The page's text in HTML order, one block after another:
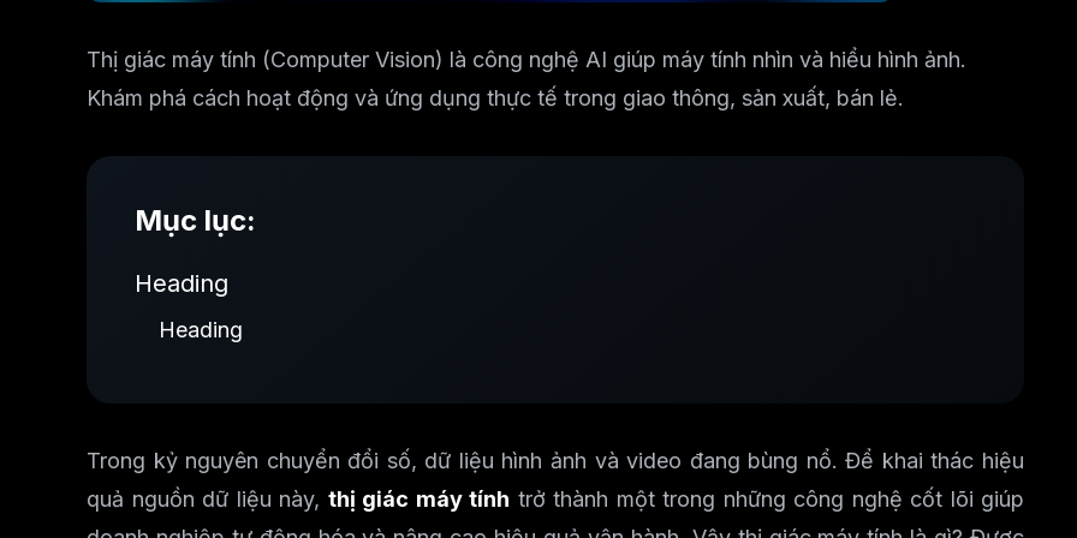
Thị giác máy tính (Computer Vision) là công nghệ AI giúp máy tính nhìn và hiểu hình ảnh.
Khám phá cách hoạt động và ứng dụng thực tế trong giao thông, sản xuất, bán lẻ.
Mục lục:
Heading
Heading
Trong kỷ nguyên chuyển đổi số, dữ liệu hình ảnh và video đang bùng nổ. Để khai thác hiệu
quả nguồn dữ liệu này, thị giác máy tính trở thành một trong những công nghệ cốt lõi giúp